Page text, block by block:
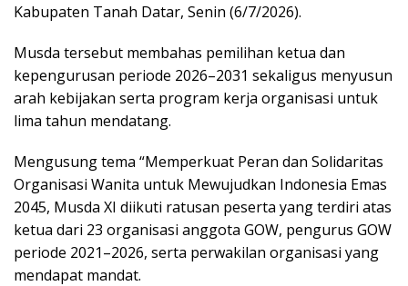
Kabupaten Tanah Datar, Senin (6/7/2026).
Musda tersebut membahas pemilihan ketua dan
kepengurusan periode 2026–2031 sekaligus menyusun
arah kebijakan serta program kerja organisasi untuk
lima tahun mendatang.
Mengusung tema “Memperkuat Peran dan Solidaritas
Organisasi Wanita untuk Mewujudkan Indonesia Emas
2045, Musda XI diikuti ratusan peserta yang terdiri atas
ketua dari 23 organisasi anggota GOW, pengurus GOW
periode 2021–2026, serta perwakilan organisasi yang
mendapat mandat.